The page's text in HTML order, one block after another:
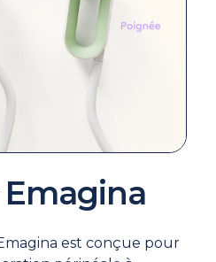
est conçue pour